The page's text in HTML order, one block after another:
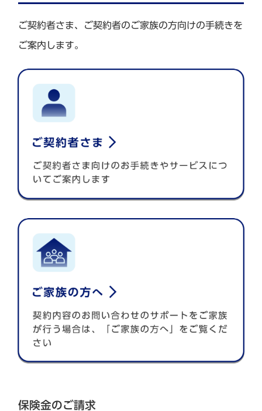
ご契約者さま、ご契約者のご家族の方向けの手続きを
ご案内します。
保険金のご請求